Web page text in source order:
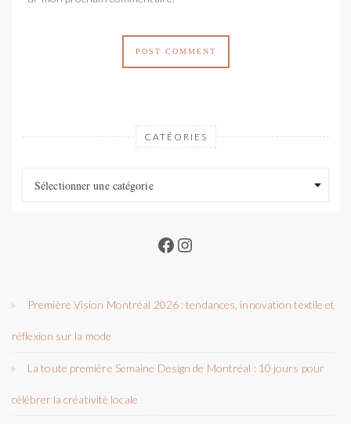
CATÉORIES
Sélectionner une catégorie
Facebook
Instagram
Première Vision Montréal 2026 : tendances, innovation textile et
réflexion sur la mode
La toute première Semaine Design de Montréal : 10 jours pour
célébrer la créativité locale